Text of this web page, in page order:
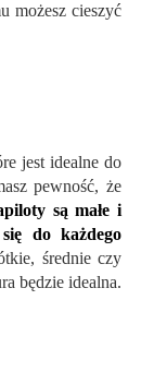
możesz cieszyć
jest idealne do
pewność, że
są małe i
do każdego
średnie czy
będzie idealna.